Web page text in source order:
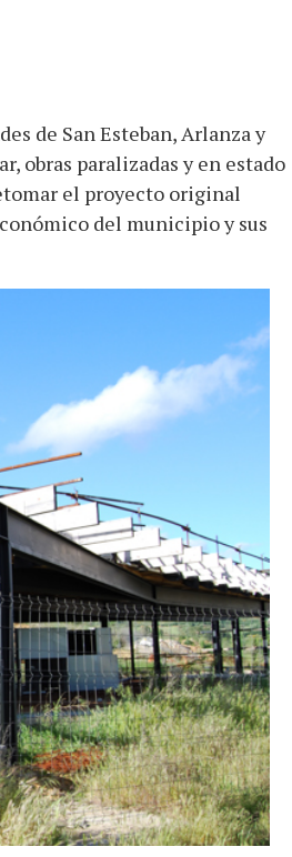
de San Esteban, Arlanza y
obras paralizadas y en estado
el proyecto original
del municipio y sus